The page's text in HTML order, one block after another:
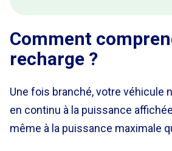
Comment
recharge ?
Une fois branché, votre véhicule
en continu à la puissance
même à la puissance maximale